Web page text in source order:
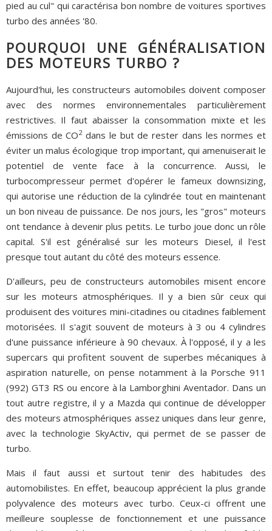
pied au cul" qui caractérisa bon nombre de voitures sportives
turbo des années '80.
POURQUOI UNE GÉNÉRALISATION
DES MOTEURS TURBO ?
Aujourd'hui, les constructeurs automobiles doivent composer
avec des normes environnementales particulièrement
restrictives. Il faut abaisser la consommation mixte et les
émissions de CO2dans le but de rester dans les normes et
éviter un malus écologique trop important, qui amenuiserait le
potentiel de vente face à la concurrence. Aussi, le
turbocompresseur permet d'opérer le fameux downsizing,
qui autorise une réduction de la cylindrée tout en maintenant
un bon niveau de puissance. De nos jours, les "gros" moteurs
ont tendance à devenir plus petits. Le turbo joue donc un rôle
capital. S'il est généralisé sur les moteurs Diesel, il l'est
presque tout autant du côté des moteurs essence.
D'ailleurs, peu de constructeurs automobiles misent encore
sur les moteurs atmosphériques. Il y a bien sûr ceux qui
produisent des voitures mini-citadines ou citadines faiblement
motorisées. Il s'agit souvent de moteurs à 3 ou 4 cylindres
d'une puissance inférieure à 90 chevaux. À l'opposé, il y a les
supercars qui profitent souvent de superbes mécaniques à
aspiration naturelle, on pense notamment à la Porsche 911
(992) GT3 RS ou encore à la Lamborghini Aventador. Dans un
tout autre registre, il y a Mazda qui continue de développer
des moteurs atmosphériques assez uniques dans leur genre,
avec la technologie SkyActiv, qui permet de se passer de
turbo.
Mais il faut aussi et surtout tenir des habitudes des
automobilistes. En effet, beaucoup apprécient la plus grande
polyvalence des moteurs avec turbo. Ceux-ci offrent une
meilleure souplesse de fonctionnement et une puissance